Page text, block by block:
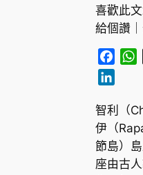
喜歡此
給個讚
a
e
b
o
o
t
s
A
p
n
k
e
d
智利（
伊（
節島）
座由古